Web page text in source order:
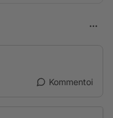
Kommentoi